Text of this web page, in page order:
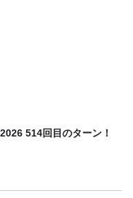
514回目のターン！